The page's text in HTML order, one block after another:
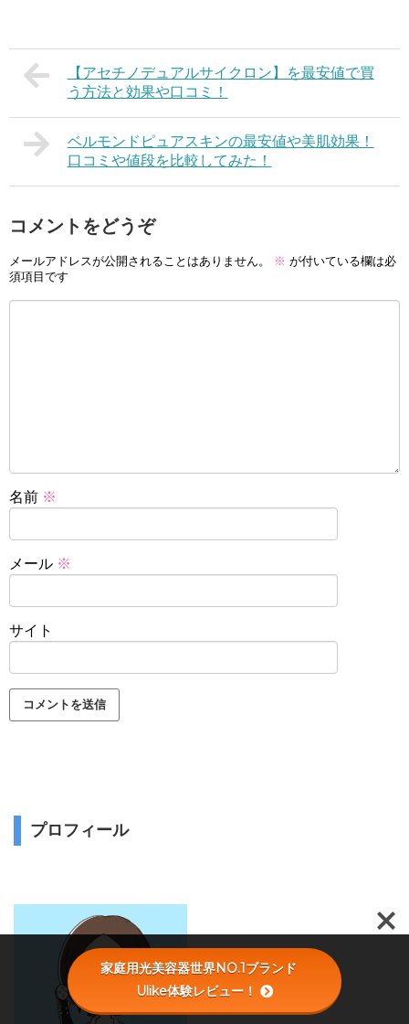
【アセチノデュアルサイクロン】を最安値で買
う方法と効果や口コミ！
ベルモンドピュアスキンの最安値や美肌効果！
口コミや値段を比較してみた！
コメントをどうぞ
メールアドレスが公開されることはありません。 ※ が付いている欄は必
須項目です
名前 ※
メール ※
サイト
プロフィール
家庭用光美容器世界NO.1ブランド
Ulike体験レビュー！